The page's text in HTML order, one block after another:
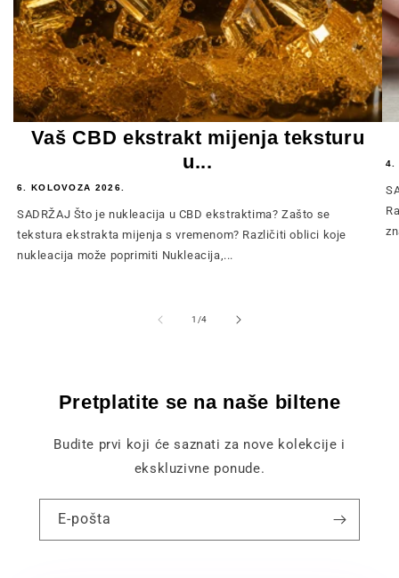
Vaš CBD ekstrakt mijenja teksturu
u...
6. KOLOVOZA 2026.
SADRŽAJ Što je nukleacija u CBD ekstraktima? Zašto se
tekstura ekstrakta mijenja s vremenom? Različiti oblici koje
nukleacija može poprimiti Nukleacija,...
4.
1 /od
4
Pretplatite se na naše biltene
Budite prvi koji će saznati za nove kolekcije i
ekskluzivne ponude.
E-pošta